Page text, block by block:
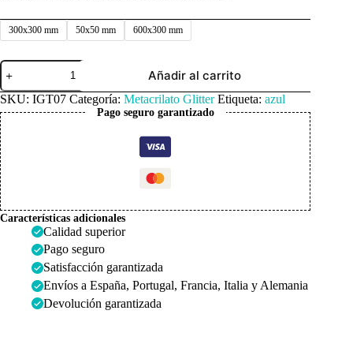
300x300 mm 50x50 mm 600x300 mm
Metacrilato
Glitter
Azul
Intenso
3mm
cantidad
Añadir al carrito
SKU: IGT07 Categoría: Metacrilato Glitter Etiqueta: azul
Pago seguro garantizado
Características adicionales
Calidad superior
Pago seguro
Satisfacción garantizada
Envíos a España, Portugal, Francia, Italia y Alemania
Devolución garantizada